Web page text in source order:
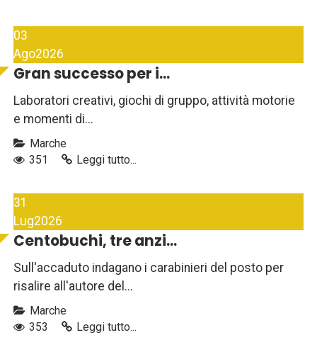
03
Ago2026
Gran successo per i...
Laboratori creativi, giochi di gruppo, attività motorie
e momenti di...
Marche
351
Leggi tutto...
31
Lug2026
Centobuchi, tre anzi...
Sull'accaduto indagano i carabinieri del posto per
risalire all'autore del...
Marche
353
Leggi tutto...